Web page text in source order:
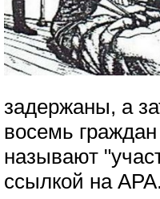
задержаны, а
восемь
называют
ссылкой на APA.